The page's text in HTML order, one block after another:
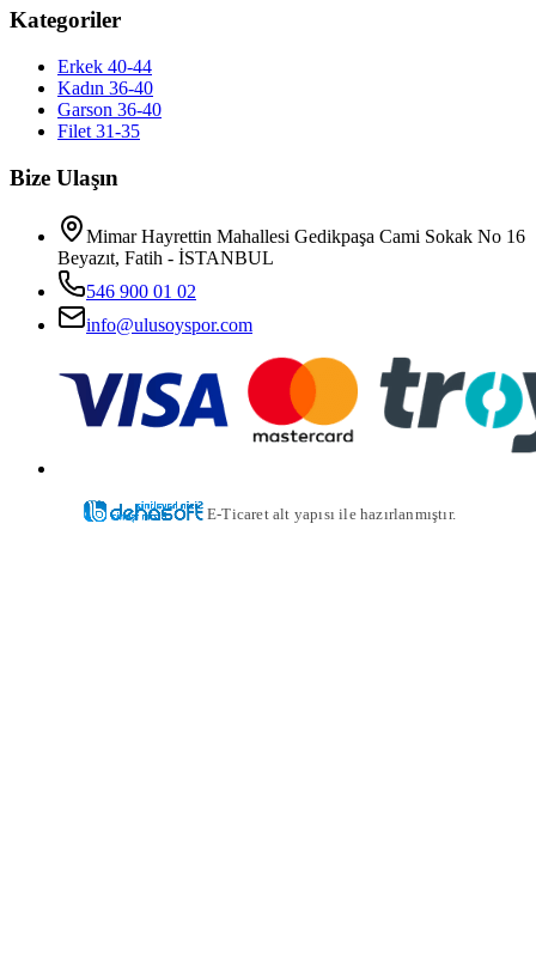
Kategoriler
Erkek 40-44
Kadın 36-40
Garson 36-40
Filet 31-35
Bize Ulaşın
Mimar Hayrettin Mahallesi Gedikpaşa Cami Sokak No 16
Beyazıt, Fatih - İSTANBUL
546 900 01 02
info@ulusoyspor.com
E-Ticaret alt yapısı ile hazırlanmıştır.